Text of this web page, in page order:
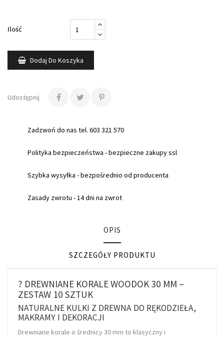
Ilość
Dodaj Do Koszyka
Udostępnij
Zadzwoń do nas tel. 603 321 570
Polityka bezpieczeństwa - bezpieczne zakupy ssl
Szybka wysyłka - bezpośrednio od producenta
Zasady zwrotu - 14 dni na zwrot
OPIS
SZCZEGÓŁY PRODUKTU
? DREWNIANE KORALE WOODOK 30 MM –
ZESTAW 10 SZTUK
NATURALNE KULKI Z DREWNA DO RĘKODZIEŁA,
MAKRAMY I DEKORACJI
Drewniane korale o średnicy 30 mm to klasyczny i